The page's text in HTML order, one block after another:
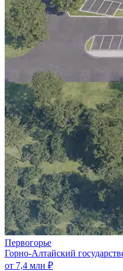
Первогорье
Горно-Алтайский
от 7,4 млн ₽